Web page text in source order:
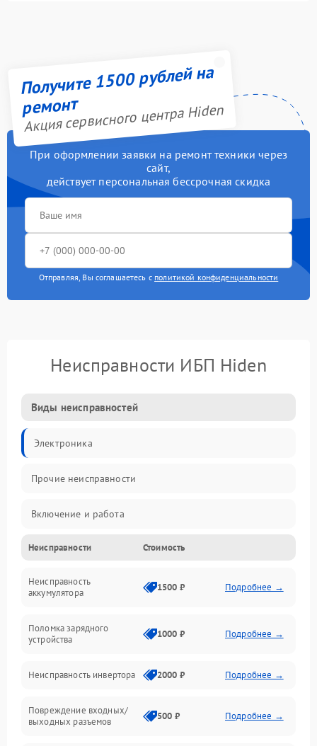
Получите 1500 рублей на
ремонт
Акция сервисного центра Hiden
При оформлении заявки на ремонт техники через
сайт,
действует персональная бессрочная скидка
Отправляя, Вы соглашаетесь с политикой конфиденциальности
Неисправности ИБП Hiden
Виды неисправностей
Электроника
Прочие неисправности
Включение и работа
Работа с нагрузкой
Звук и индикация
Механические повреждения
Неисправности Стоимость
Неисправность
аккумулятора
1500 ₽ Подробнее →
Поломка зарядного
устройства
1000 ₽ Подробнее →
Неисправность инвертора 2000 ₽ Подробнее →
Повреждение входных/
выходных разъемов
500 ₽ Подробнее →